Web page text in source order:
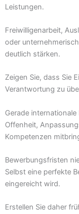
Leistungen.
Freiwilligenarbeit,
oder
deutlich stärken.
Zeigen Sie, dass Sie
Verantwortung zu
Gerade
Offenheit,
Kompetenzen
Bewerbungsfristen
Selbst eine perfekte
eingereicht wird.
Erstellen Sie daher